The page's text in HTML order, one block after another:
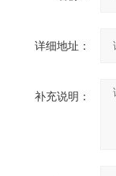
详细地址：
补充说明：